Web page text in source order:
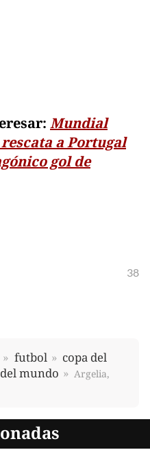
Mundial
rescata a Portugal
gol de
38
futbol
copa del
mundo
Argelia,